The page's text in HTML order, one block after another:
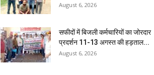
August 6, 2026
सफीदों में बिजली कर्मचारियों का जोरदार
प्रदर्शन 11-13 अगस्त की हड़ताल...
August 6, 2026